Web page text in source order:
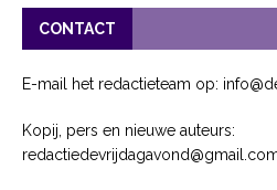
CONTACT
E-mail het redactieteam op:
Kopij, pers en nieuwe auteurs: